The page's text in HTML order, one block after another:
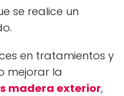
se realice un
en tratamientos y
mejorar la
madera exterior,